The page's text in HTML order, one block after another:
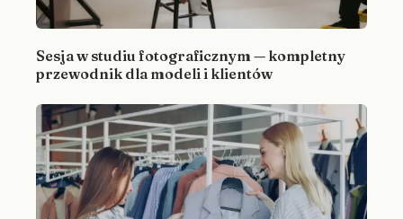
Sesja w studiu fotograficznym — kompletny
przewodnik dla modeli i klientów